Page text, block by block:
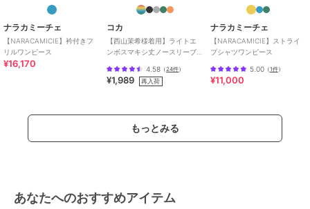
ナラカミーチェ
【NARACAMICIE】衿付きフ
リルワンピース
¥16,170
コカ
【西山茉希様着用】ライトエ
ンボスマキシ丈ノースリーブ
にくい・速乾
4.58 （24件）
¥1,989 再入荷
ナラカミーチェ
【NARACAMICIE】ストライ
プシャツワンピース
5.00（1件）
¥11,000
もっとみる
あなたへのおすすめアイテム